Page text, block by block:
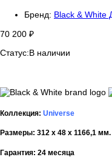
Бренд: Black & White
70 200 ₽
Статус:В наличии
Коллекция: Universe
Размеры: 312 х 48 х 1166,1 мм.
Гарантия: 24 месяца